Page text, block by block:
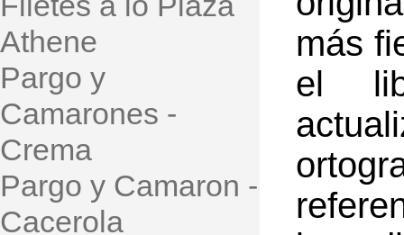
Athene
Pargo y
Camarones -
Crema
Pargo y Camaron -
Cacerola
más
el